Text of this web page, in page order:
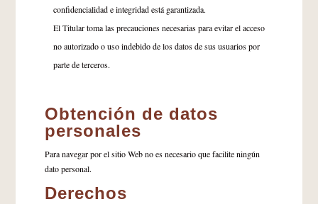
confidencialidad e integridad está garantizada.
El Titular toma las precauciones necesarias para evitar el acceso
no autorizado o uso indebido de los datos de sus usuarios por
parte de terceros.
Obtención de datos
personales
Para navegar por el sitio Web no es necesario que facilite ningún
dato personal.
Derechos